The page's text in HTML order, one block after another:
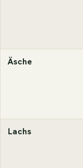
Äsche
Lachs